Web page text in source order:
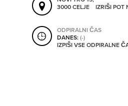
SHRANI V MOJ ITIS
3000 CELJE
IZRIŠI POT
ODPIRALNI ČAS
DANES:(-)
IZPIŠI VSE ODPIRALNE